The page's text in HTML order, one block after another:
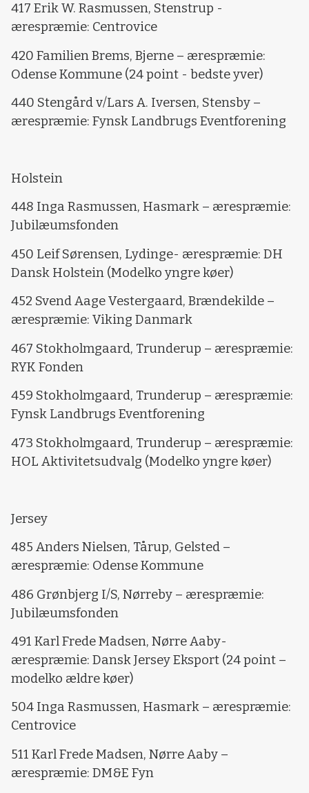
417 Erik W. Rasmussen, Stenstrup -
ærespræmie: Centrovice
420 Familien Brems, Bjerne – ærespræmie:
Odense Kommune (24 point - bedste yver)
440 Stengård v/Lars A. Iversen, Stensby –
ærespræmie: Fynsk Landbrugs Eventforening
Holstein
448 Inga Rasmussen, Hasmark – ærespræmie:
Jubilæumsfonden
450 Leif Sørensen, Lydinge- ærespræmie: DH
Dansk Holstein (Modelko yngre køer)
452 Svend Aage Vestergaard, Brændekilde –
ærespræmie: Viking Danmark
467 Stokholmgaard, Trunderup – ærespræmie:
RYK Fonden
459 Stokholmgaard, Trunderup – ærespræmie:
Fynsk Landbrugs Eventforening
473 Stokholmgaard, Trunderup – ærespræmie:
HOL Aktivitetsudvalg (Modelko yngre køer)
Jersey
485 Anders Nielsen, Tårup, Gelsted –
ærespræmie: Odense Kommune
486 Grønbjerg I/S, Nørreby – ærespræmie:
Jubilæumsfonden
491 Karl Frede Madsen, Nørre Aaby-
ærespræmie: Dansk Jersey Eksport (24 point –
modelko ældre køer)
504 Inga Rasmussen, Hasmark – ærespræmie:
Centrovice
511 Karl Frede Madsen, Nørre Aaby –
ærespræmie: DM&E Fyn